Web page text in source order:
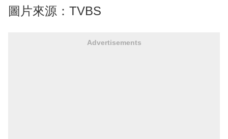
圖片來源：TVBS
Advertisements